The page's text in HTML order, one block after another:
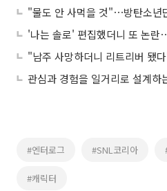
"물도 안 사먹을 것"⋯방탄소년
관심과 경험을 일거리로 설계하
#엔터로그 #SNL코리아
#캐릭터